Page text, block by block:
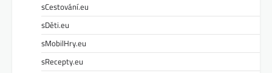
sCestování.eu
sDěti.eu
sMobilHry.eu
sRecepty.eu